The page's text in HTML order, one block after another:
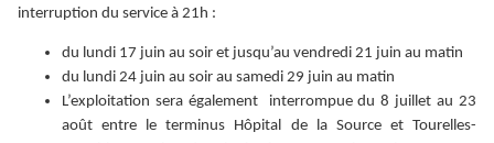
interruption du service à 21h :
du lundi 17 juin au soir et jusqu’au vendredi 21 juin au matin
du lundi 24 juin au soir au samedi 29 juin au matin
L’exploitation sera également interrompue du 8 juillet au 23
août entre le terminus Hôpital de la Source et Tourelles-